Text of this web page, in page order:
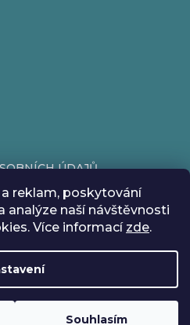
reklam, poskytování
analýze naší návštěvnosti
Více informací zde.
Souhlasím
od 17. 7. do 24. 7. včetně
Všechny objednávky
27. 7. :) Přejeme vám krásné
ÚDAJŮ
Shoptet
. Všechna práva vyhrazena.
cookies